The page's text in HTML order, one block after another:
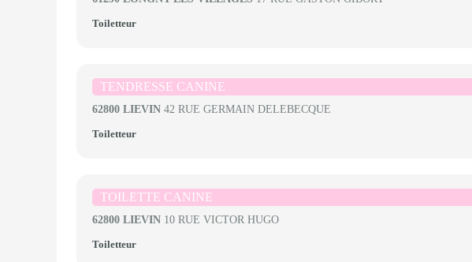
Toiletteur
TENDRESSE CANINE
62800 LIEVIN 42 RUE GERMAIN DELEBECQUE
Toiletteur
TOILETTE CANINE
62800 LIEVIN 10 RUE VICTOR HUGO
Toiletteur